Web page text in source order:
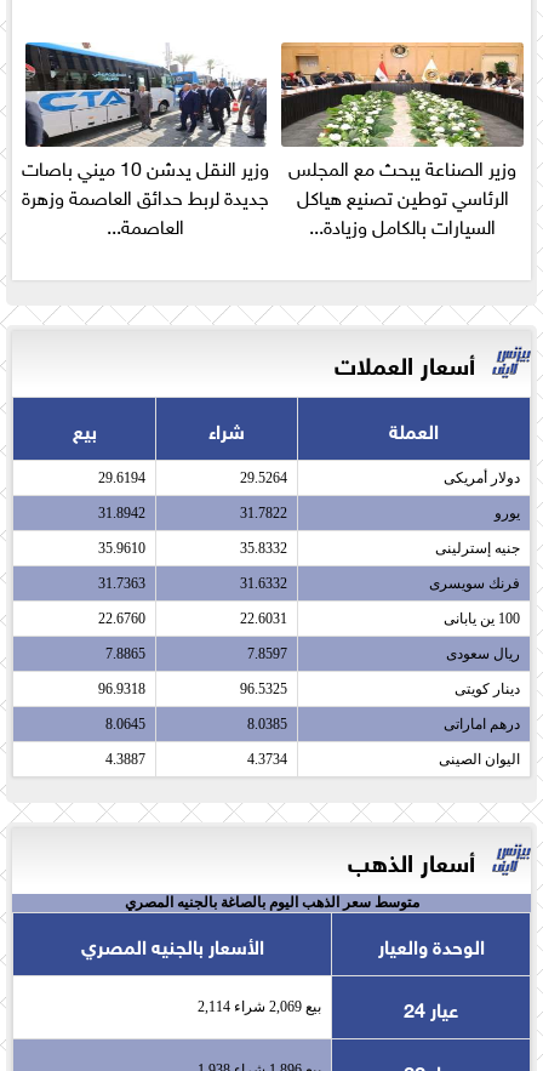
وزير الصناعة يبحث مع المجلس
الرئاسي توطين تصنيع هياكل
السيارات بالكامل وزيادة...
وزير النقل يدشن 10 ميني باصات
جديدة لربط حدائق العاصمة وزهرة
العاصمة...
أسعار العملات
العملة شراء بيع
دولار أمريكى​ 29.5264
29.6194
يورو​ 31.7822
31.8942
جنيه إسترلينى​ 35.8332
35.9610
فرنك سويسرى​ 31.6332
31.7363
100 ين يابانى​ 22.6031
22.6760
ريال سعودى​ 7.8597
7.8865
دينار كويتى​ 96.5325
96.9318
درهم اماراتى​ 8.0385
8.0645
اليوان الصينى​ 4.3734
4.3887
أسعار الذهب
متوسط سعر الذهب اليوم بالصاغة بالجنيه المصري
الوحدة والعيار
الأسعار بالجنيه المصري
عيار 24
بيع 2,069 شراء 2,114